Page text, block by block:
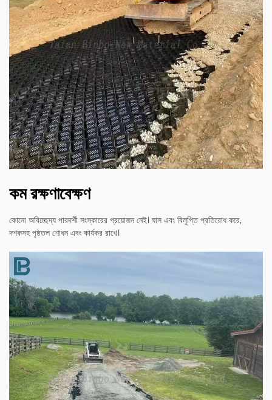
কম রক্ষণাবেক্ষণ
কোনো অবিচ্ছেদ্য পারদর্শী সংস্কারের প্রয়োজন নেই। ঘাস এবং বিলুপ্তি প্রতিরোধ করে,
দশকসহ পৃষ্ঠতল শোধন এবং কার্যকর রাখে।